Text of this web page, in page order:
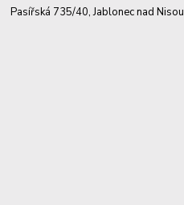
Pasířská 735/40, Jablonec nad Nisou